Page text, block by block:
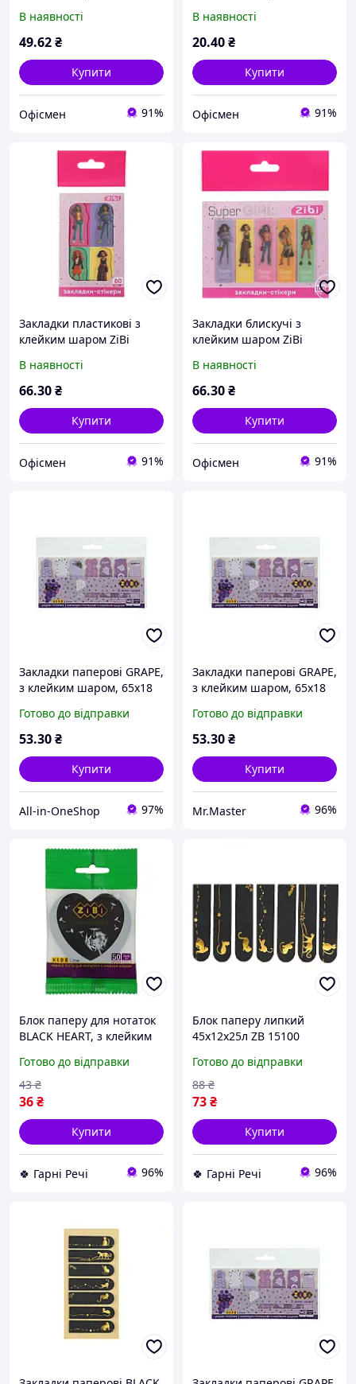
Асорті (ZB.15104)
В наявності
49.62₴
Купити
Офісмен 91%
аркушів Чорний
(ZB.15200)
В наявності
20.40₴
Купити
Офісмен 91%
Закладки пластикові з
клейким шаром ZiBi
(ZB.15300)
В наявності
66.30₴
Купити
Офісмен 91%
Закладки блискучі з
клейким шаром ZiBi
(ZB.15350)
В наявності
66.30₴
Купити
Офісмен 91%
Закладки паперові GRAPE,
з клейким шаром, 65x18
Line ТМ ZiBi
Готово до відправки
53.30₴
Купити
All-in-OneShop 97%
Закладки паперові GRAPE,
з клейким шаром, 65x18
Line ТМ ZiBi
Готово до відправки
53.30₴
Купити
Mr.Master 96%
Блок паперу для нотаток
BLACK HEART, з клейким
чорний ZB.15200 G-Rich
Готово до відправки
36₴
43 ₴
Купити
🍀 Гарні Речі 96%
Блок паперу липкий
45х12х25л ZB 15100
Готово до відправки
73₴
88 ₴
Купити
🍀 Гарні Речі 96%